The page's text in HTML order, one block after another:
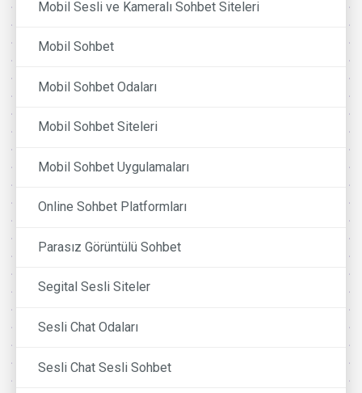
Mobil Sesli ve Kameralı Sohbet Siteleri
Mobil Sohbet
Mobil Sohbet Odaları
Mobil Sohbet Siteleri
Mobil Sohbet Uygulamaları
Online Sohbet Platformları
Parasız Görüntülü Sohbet
Segital Sesli Siteler
Sesli Chat Odaları
Sesli Chat Sesli Sohbet